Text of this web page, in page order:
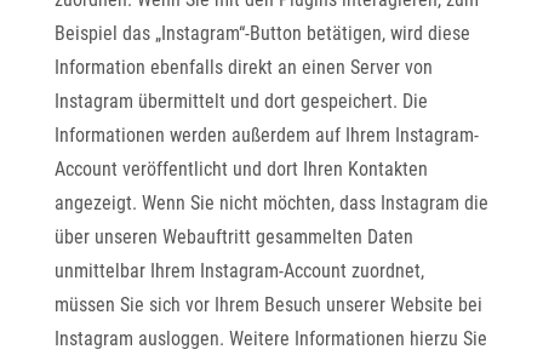
Beispiel das „Instagram“-Button betätigen, wird diese
Information ebenfalls direkt an einen Server von
Instagram übermittelt und dort gespeichert. Die
Informationen werden außerdem auf Ihrem Instagram-
Account veröffentlicht und dort Ihren Kontakten
angezeigt. Wenn Sie nicht möchten, dass Instagram die
über unseren Webauftritt gesammelten Daten
unmittelbar Ihrem Instagram-Account zuordnet,
müssen Sie sich vor Ihrem Besuch unserer Website bei
Instagram ausloggen. Weitere Informationen hierzu Sie